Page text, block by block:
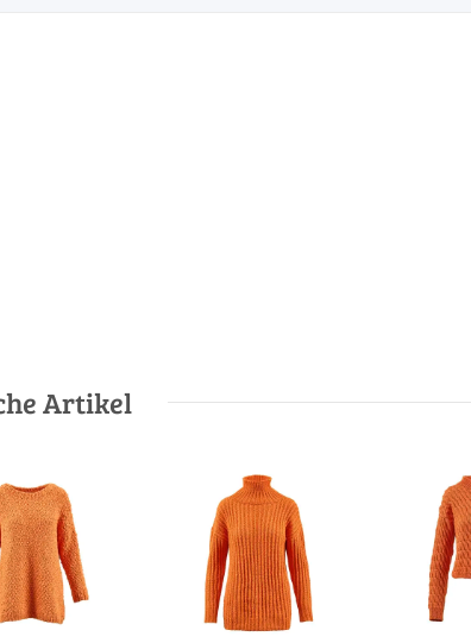
Artikel